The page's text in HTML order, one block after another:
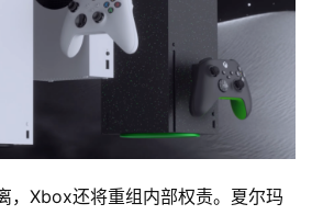
，Xbox还将重组内部权责。夏尔玛